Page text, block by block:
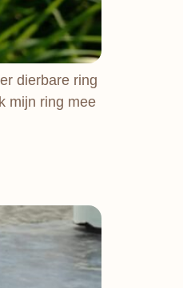
dierbare ring
mijn ring mee